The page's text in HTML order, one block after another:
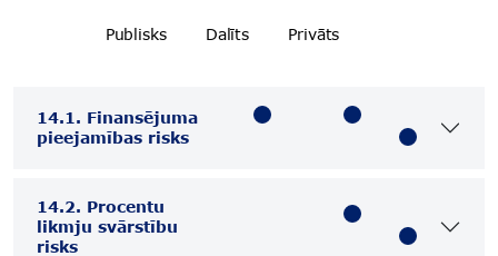
Publisks Dalīts Privāts
14.1. Finansējuma
pieejamības risks
14.2. Procentu
likmju svārstību
risks